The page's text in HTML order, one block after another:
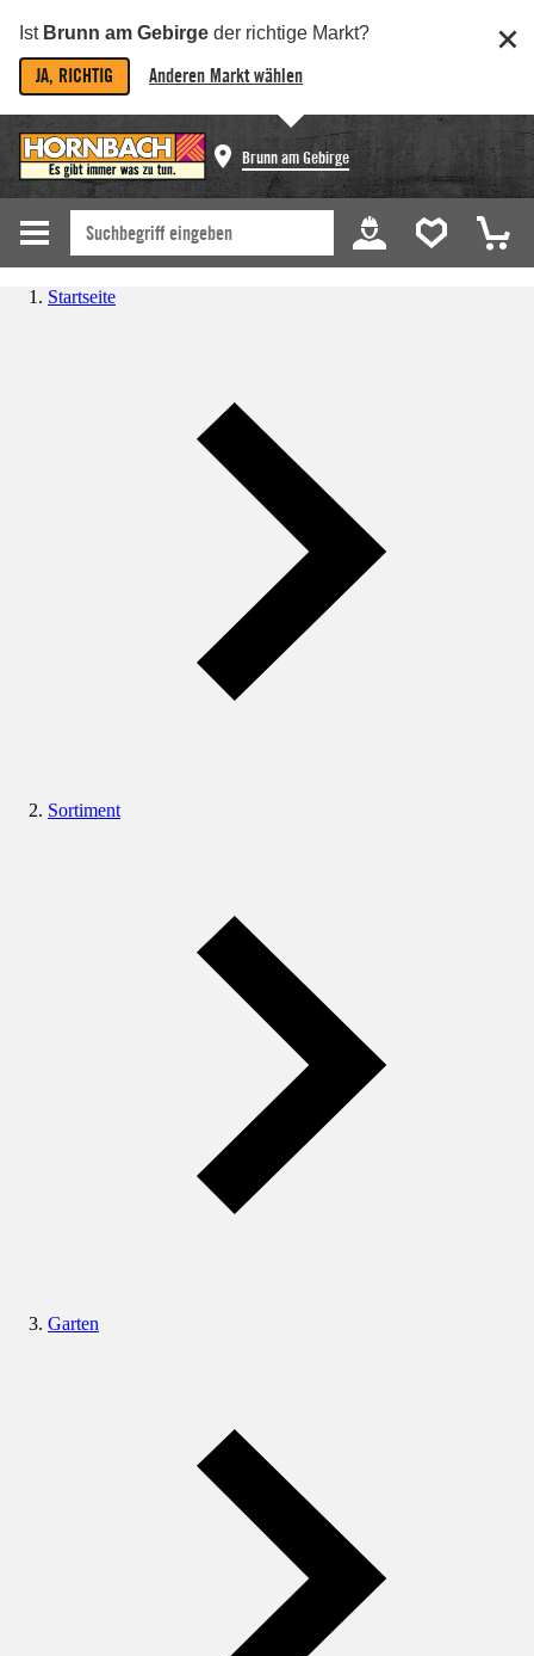
Ist Brunn am Gebirge der richtige Markt?
JA, RICHTIG Anderen Markt wählen
Brunn am Gebirge
Startseite
Sortiment
Garten